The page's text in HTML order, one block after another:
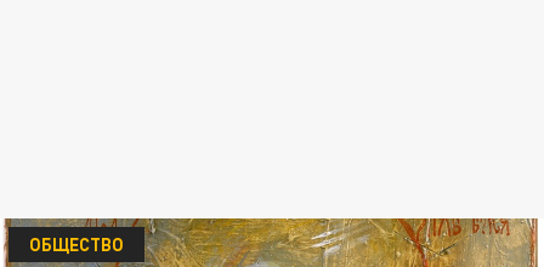
ОБЩЕСТВО